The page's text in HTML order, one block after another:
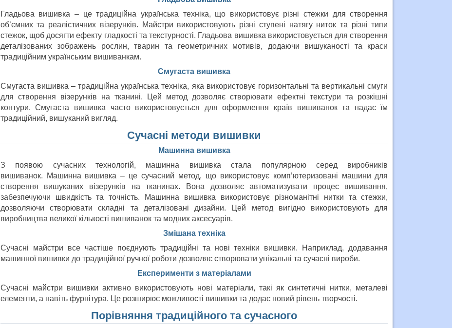
Гладьова вишивка – це традиційна українська техніка, що використовує різні стежки для створення
об’ємних та реалістичних візерунків. Майстри використовують різні ступені натягу ниток та різні типи
стежок, щоб досягти ефекту гладкості та текстурності. Гладьова вишивка використовується для створення
деталізованих зображень рослин, тварин та геометричних мотивів, додаючи вишуканості та краси
традиційним українським вишиванкам.
Смугаста вишивка
Смугаста вишивка – традиційна українська техніка, яка використовує горизонтальні та вертикальні смуги
для створення візерунків на тканині. Цей метод дозволяє створювати ефектні текстури та розкішні
контури. Смугаста вишивка часто використовується для оформлення країв вишиванок та надає їм
традиційний, вишуканий вигляд.
Сучасні методи вишивки
Машинна вишивка
З появою сучасних технологій, машинна вишивка стала популярною серед виробників
вишиванок. Машинна вишивка – це сучасний метод, що використовує комп’ютеризовані машини для
створення вишуканих візерунків на тканинах. Вона дозволяє автоматизувати процес вишивання,
забезпечуючи швидкість та точність. Машинна вишивка використовує різноманітні нитки та стежки,
дозволяючи створювати складні та деталізовані дизайни. Цей метод вигідно використовують для
виробництва великої кількості вишиванок та модних аксесуарів.
Змішана техніка
Сучасні майстри все частіше поєднують традиційні та нові техніки вишивки. Наприклад, додавання
машинної вишивки до традиційної ручної роботи дозволяє створювати унікальні та сучасні вироби.
Експерименти з матеріалами
Сучасні майстри вишивки активно використовують нові матеріали, такі як синтетичні нитки, металеві
елементи, а навіть фурнітура. Це розширює можливості вишивки та додає новий рівень творчості.
Порівняння традиційного та сучасного